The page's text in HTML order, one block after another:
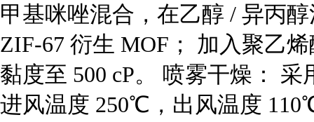
甲基咪唑混合，在乙醇 / 异丙
ZIF-67 衍生 MOF； 加入聚乙
黏度至 500 cP。 喷雾干燥：
进风温度 250℃，出风温度